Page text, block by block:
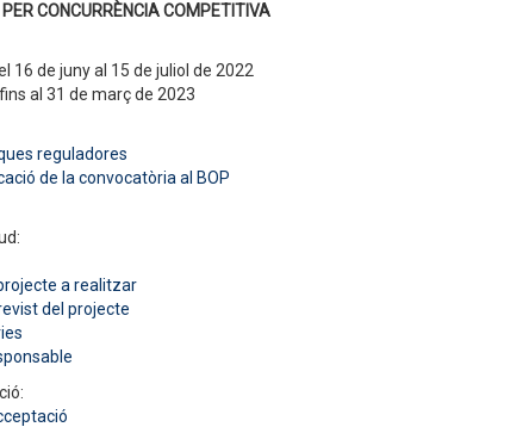
CONCURRÈNCIA COMPETITIVA
16 de juny al 15 de juliol de 2022
al 31 de març de 2023
reguladores
de la convocatòria al BOP
a realitzar
del projecte